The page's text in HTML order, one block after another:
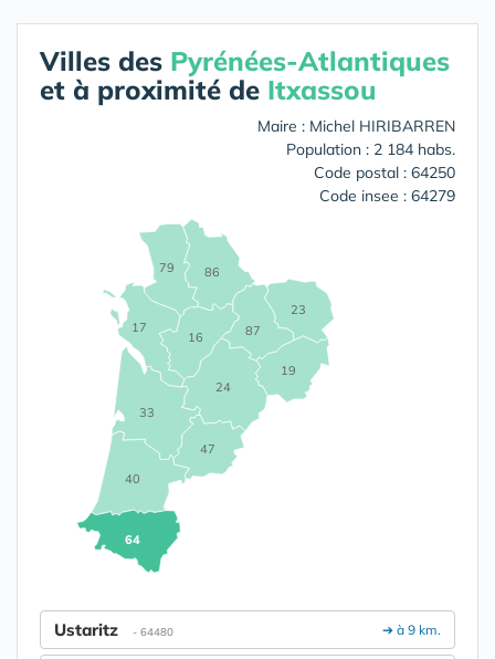
Villes des Pyrénées-Atlantiques
et à proximité de Itxassou
Maire : Michel HIRIBARREN
Population : 2 184 habs.
Code postal : 64250
Code insee : 64279
16
17
19
23
24
33
40
47
64
79 86
87
➔ à 9 km.
Ustaritz - 64480